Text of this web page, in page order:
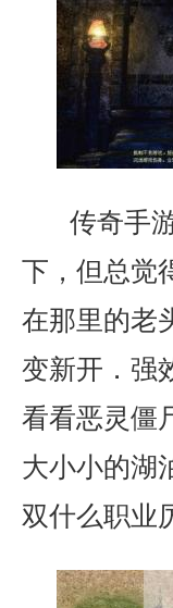
传奇手
下，但总觉
在那里的老
变新开．强
看看恶灵僵
大小小的湖
双什么职业